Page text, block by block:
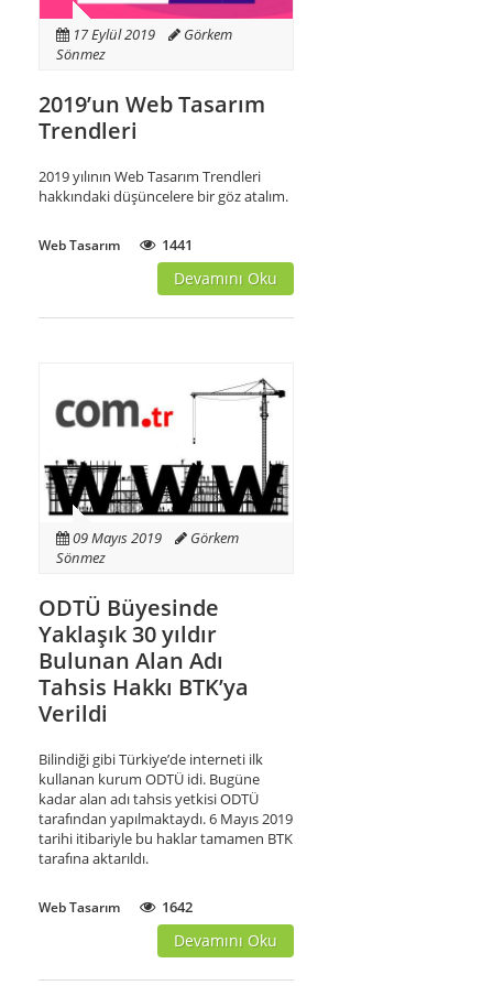
17 Eylül 2019
Görkem
Sönmez
2019’un Web Tasarım
Trendleri
2019 yılının Web Tasarım Trendleri
hakkındaki düşüncelere bir göz atalım.
Web Tasarım 1441
Devamını Oku
09 Mayıs 2019
Görkem
Sönmez
ODTÜ Büyesinde
Yaklaşık 30 yıldır
Bulunan Alan Adı
Tahsis Hakkı BTK’ya
Verildi
Bilindiği gibi Türkiye’de interneti ilk
kullanan kurum ODTÜ idi. Bugüne
kadar alan adı tahsis yetkisi ODTÜ
tarafından yapılmaktaydı. 6 Mayıs 2019
tarihi itibariyle bu haklar tamamen BTK
tarafına aktarıldı.
Web Tasarım 1642
Devamını Oku